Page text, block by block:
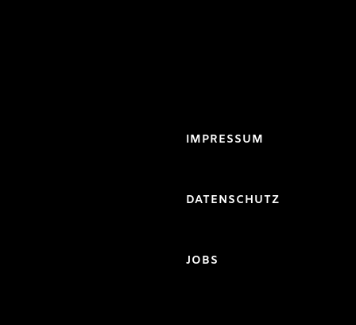
IMPRESSUM
DATENSCHUTZ
JOBS